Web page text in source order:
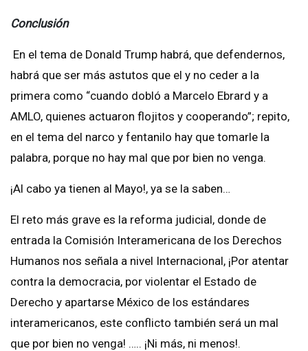
Conclusión
En el tema de Donald Trump habrá, que defendernos,
habrá que ser más astutos que el y no ceder a la
primera como “cuando dobló a Marcelo Ebrard y a
AMLO, quienes actuaron flojitos y cooperando”; repito,
en el tema del narco y fentanilo hay que tomarle la
palabra, porque no hay mal que por bien no venga.
¡Al cabo ya tienen al Mayo!, ya se la saben…
El reto más grave es la reforma judicial, donde de
entrada la Comisión Interamericana de los Derechos
Humanos nos señala a nivel Internacional, ¡Por atentar
contra la democracia, por violentar el Estado de
Derecho y apartarse México de los estándares
interamericanos, este conflicto también será un mal
que por bien no venga! ….. ¡Ni más, ni menos!.